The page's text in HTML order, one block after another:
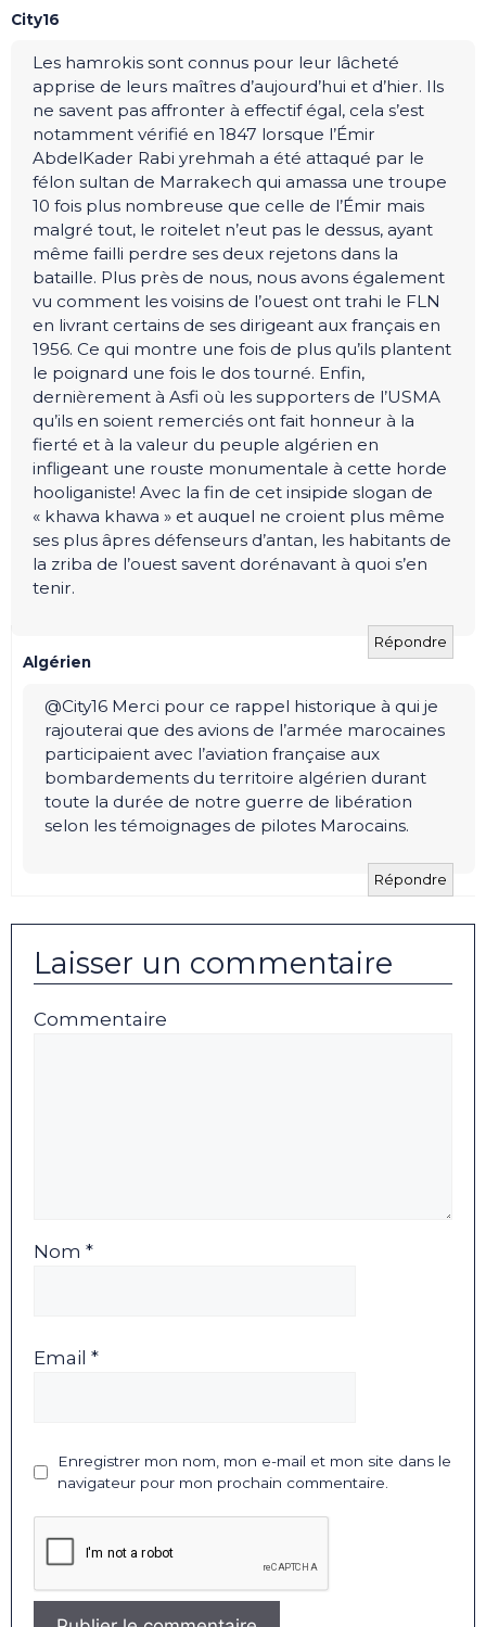
City16
Les hamrokis sont connus pour leur lâcheté
apprise de leurs maîtres d’aujourd’hui et d’hier. Ils
ne savent pas affronter à effectif égal, cela s’est
notamment vérifié en 1847 lorsque l’Émir
AbdelKader Rabi yrehmah a été attaqué par le
félon sultan de Marrakech qui amassa une troupe
10 fois plus nombreuse que celle de l’Émir mais
malgré tout, le roitelet n’eut pas le dessus, ayant
même failli perdre ses deux rejetons dans la
bataille. Plus près de nous, nous avons également
vu comment les voisins de l’ouest ont trahi le FLN
en livrant certains de ses dirigeant aux français en
1956. Ce qui montre une fois de plus qu’ils plantent
le poignard une fois le dos tourné. Enfin,
dernièrement à Asfi où les supporters de l’USMA
qu’ils en soient remerciés ont fait honneur à la
fierté et à la valeur du peuple algérien en
infligeant une rouste monumentale à cette horde
hooliganiste! Avec la fin de cet insipide slogan de
« khawa khawa » et auquel ne croient plus même
ses plus âpres défenseurs d’antan, les habitants de
la zriba de l’ouest savent dorénavant à quoi s’en
tenir.
Répondre
Algérien
@City16 Merci pour ce rappel historique à qui je
rajouterai que des avions de l’armée marocaines
participaient avec l’aviation française aux
bombardements du territoire algérien durant
toute la durée de notre guerre de libération
selon les témoignages de pilotes Marocains.
Répondre
Laisser un commentaire
Commentaire
Nom *
Email *
Enregistrer mon nom, mon e-mail et mon site dans le
navigateur pour mon prochain commentaire.